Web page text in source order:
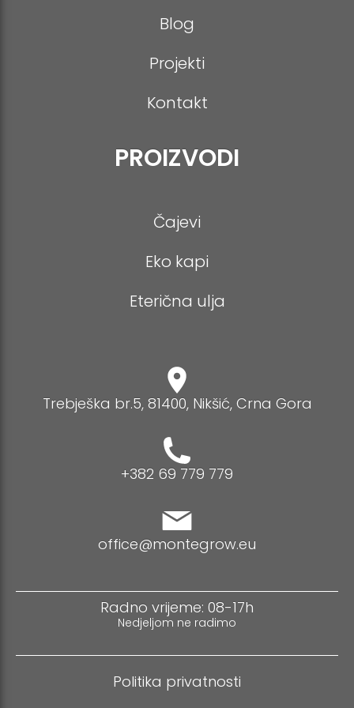
Blog
Projekti
Kontakt
PROIZVODI
Čajevi
Eko kapi
Eterična ulja
Trebješka br.5, 81400, Nikšić, Crna Gora
+382 69 779 779
office@montegrow.eu
Radno vrijeme: 08-17h
Nedjeljom ne radimo
Politika privatnosti